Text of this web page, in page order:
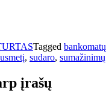
Tagged bankomatų
, sudaro, sumažinimų
įrašų